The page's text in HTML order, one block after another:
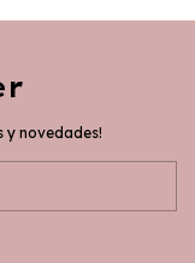
y novedades!